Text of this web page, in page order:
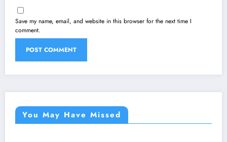
Save my name, email, and website in this browser for the next time I
comment.
You May Have Missed